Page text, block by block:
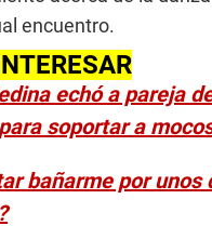
encuentro.
echó a pareja
soportar a
bañarme por